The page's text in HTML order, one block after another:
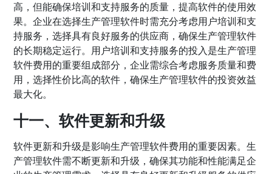
高，但能确保培训和支持服务的质量，提高软件的使用效
果。企业在选择生产管理软件时需充分考虑用户培训和支
持服务，选择具有良好服务的供应商，确保生产管理软件
的长期稳定运行。用户培训和支持服务的投入是生产管理
软件费用的重要组成部分，企业需综合考虑服务质量和费
用，选择性价比高的软件，确保生产管理软件的投资效益
最大化。
十一、软件更新和升级
软件更新和升级是影响生产管理软件费用的重要因素。生
产管理软件需不断更新和升级，确保其功能和性能满足企